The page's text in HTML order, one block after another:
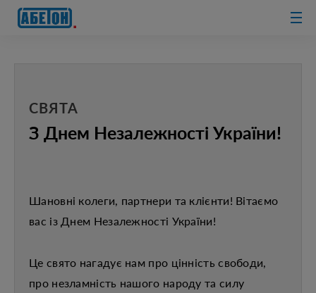
очисні споруди
СВЯТА
З Днем Незалежності України!
Шановні колеги, партнери та клієнти! Вітаємо
вас із Днем Незалежності України!
Це свято нагадує нам про цінність свободи,
про незламність нашого народу та силу